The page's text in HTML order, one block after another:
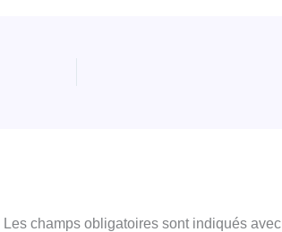
Les champs obligatoires sont indiqués avec